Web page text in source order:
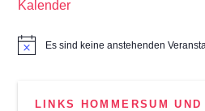
Kalender
H
Es sind keine anstehenden
LINKS HOMMERSUM UND